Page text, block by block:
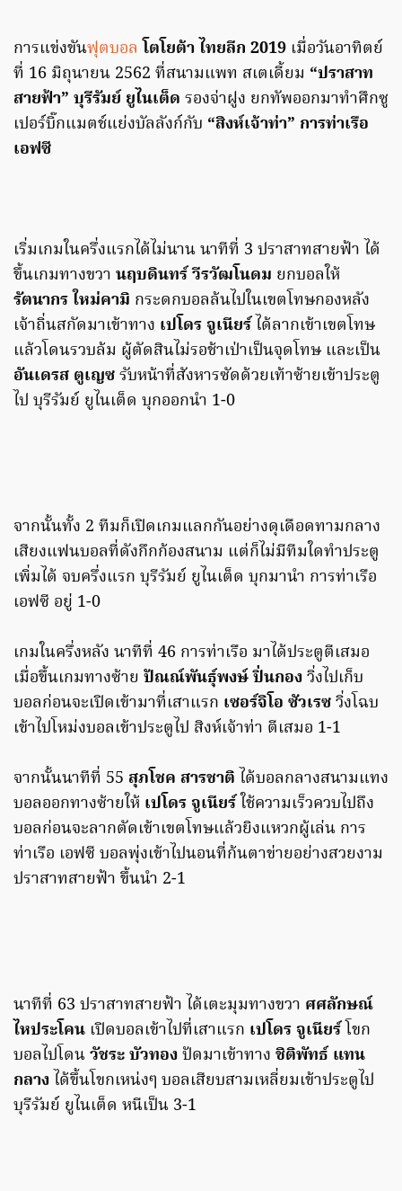
การแข่งขันฟุตบอล โตโยต้า ไทยลีก 2019 เมื่อวันอาทิตย์
ที่ 16 มิถุนายน 2562 ที่สนามแพท สเตเดี้ยม “ปราสาท
สายฟ้า” บุรีรัมย์ ยูไนเต็ด รองจ่าฝูง ยกทัพออกมาทำศึกซู
เปอร์บิ๊กแมตช์แย่งบัลลังก์กับ “สิงห์เจ้าท่า” การท่าเรือ
เอฟซี
เริ่มเกมในครึ่งแรกได้ไม่นาน นาทีที่ 3 ปราสาทสายฟ้า ได้
ขึ้นเกมทางขวา นฤบดินทร์ วีรวัฒโนดม ยกบอลให้
รัตนากร ใหม่คามิ กระดกบอลล้นไปในเขตโทษกองหลัง
เจ้าถิ่นสกัดมาเข้าทาง เปโดร จูเนียร์ได้ลากเข้าเขตโทษ
แล้วโดนรวบล้ม ผู้ตัดสินไม่รอช้าเป่าเป็นจุดโทษ และเป็น
อันเดรส ตูเญซรับหน้าที่สังหารซัดด้วยเท้าซ้ายเข้าประตู
ไป บุรีรัมย์ ยูไนเต็ด บุกออกนำ 1-0
จากนั้นทั้ง 2 ทีมก็เปิดเกมแลกกันอย่างดุเดือดทามกลาง
เสียงแฟนบอลที่ดังกึกก้องสนาม แต่ก็ไม่มีทีมใดทำประตู
เพิ่มได้ จบครึ่งแรก บุรีรัมย์ ยูไนเต็ด บุกมานำ การท่าเรือ
เอฟซี อยู่ 1-0
เกมในครึ่งหลัง นาทีที่ 46 การท่าเรือ มาได้ประตูตีเสมอ
เมื่อขึ้นเกมทางซ้าย ปัณณ์พันธุ์พงษ์ ปิ่นกองวิ่งไปเก็บ
บอลก่อนจะเปิดเข้ามาที่เสาแรก เซอร์จิโอ ซัวเรซวิ่งโฉบ
เข้าไปโหม่งบอลเข้าประตูไป สิงห์เจ้าท่า ตีเสมอ 1-1
จากนั้นนาทีที่ 55 สุภโชค สารชาติ ได้บอลกลางสนามแทง
บอลออกทางซ้ายให้ เปโดร จูเนียร์ใช้ความเร็วควบไปถึง
บอลก่อนจะลากตัดเข้าเขตโทษแล้วยิงแหวกผู้เล่น การ
ท่าเรือ เอฟซี บอลพุ่งเข้าไปนอนที่ก้นตาข่ายอย่างสวยงาม
ปราสาทสายฟ้า ขึ้นนำ 2-1
นาทีที่ 63 ปราสาทสายฟ้า ได้เตะมุมทางขวา ศศลักษณ์
ไหประโคน เปิดบอลเข้าไปที่เสาแรก เปโดร จูเนียร์โขก
บอลไปโดนวัชระ บัวทองปัดมาเข้าทาง ชิติพัทธ์ แทน
กลาง ได้ขึ้นโขกเหน่งๆ บอลเสียบสามเหลี่ยมเข้าประตูไป
บุรีรัมย์ ยูไนเต็ด หนีเป็น 3-1